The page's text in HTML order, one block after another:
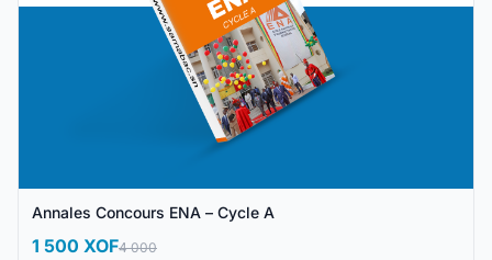
Annales Concours ENA – Cycle A
1 500 XOF4 000